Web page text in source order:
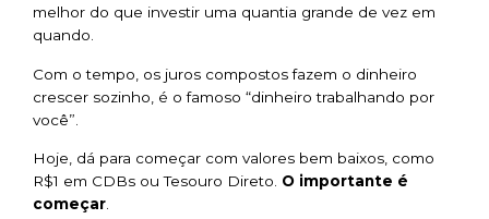
melhor do que investir uma quantia grande de vez em
quando.
Com o tempo, os juros compostos fazem o dinheiro
crescer sozinho, é o famoso “dinheiro trabalhando por
você”.
Hoje, dá para começar com valores bem baixos, como
R$1 em CDBs ou Tesouro Direto. O importante é
começar.